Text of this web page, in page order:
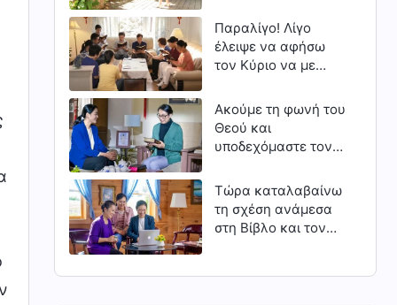
Παραλίγο! Λίγο
έλειψε να αφήσω
τον Κύριο να με
δεύτερο)
Ακούμε τη φωνή του
Θεού και
υποδεχόμαστε τον
Τώρα καταλαβαίνω
τη σχέση ανάμεσα
στη Βίβλο και τον